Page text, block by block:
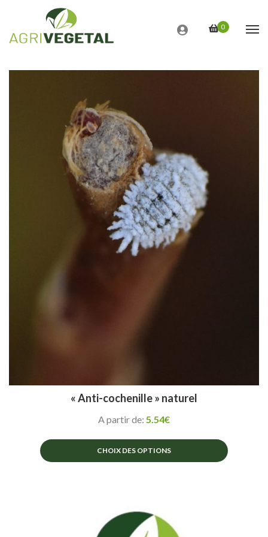
0
1–8OF
« Anti-cochenille » naturel
A partir de: 5.54€
CHOIX DES OPTIONS
plusieurs